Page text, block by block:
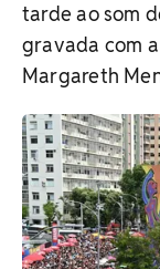
tarde ao som
gravada com
Margareth